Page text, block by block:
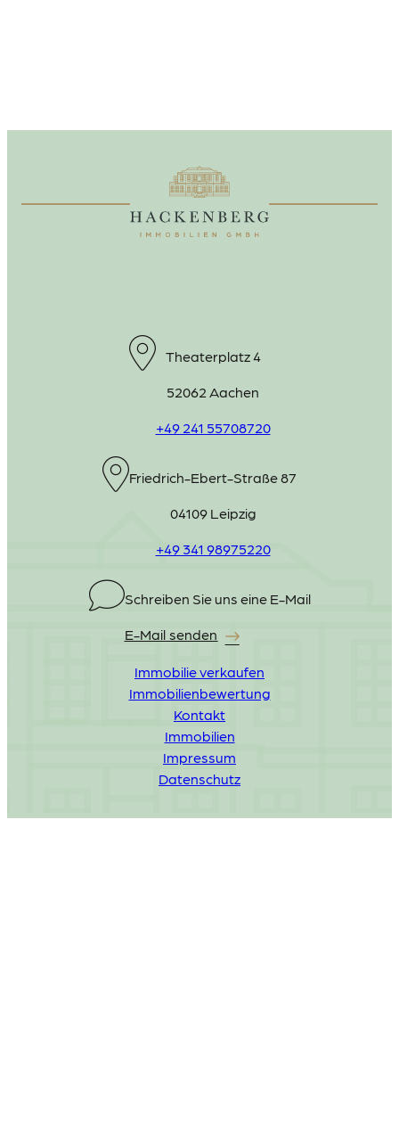
Theaterplatz 4
52062 Aachen
+49 241 55708720
Friedrich-Ebert-Straße 87
04109 Leipzig
+49 341 98975220
Schreiben Sie uns eine E-Mail
E-Mail senden
Immobilie verkaufen
Immobilienbewertung
Kontakt
Immobilien
Impressum
Datenschutz